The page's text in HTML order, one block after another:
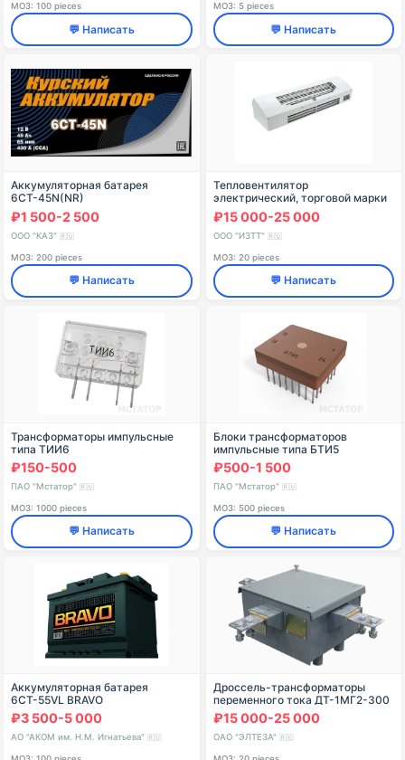
МОЗ: 100 pieces
💬 Написать
МОЗ: 5 pieces
💬 Написать
Аккумуляторная батарея
6СТ-45N(NR)
₽1 500-2 500
ООО "КАЗ" 🇷🇺
МОЗ: 200 pieces
💬 Написать
Тепловентилятор
электрический, торговой марки
«Сибртех», модель ТС-3000
₽15 000-25 000
ООО "ИЗТТ" 🇷🇺
МОЗ: 20 pieces
💬 Написать
Трансформаторы импульсные
типа ТИИ6
₽150-500
ПАО "Мстатор" 🇷🇺
МОЗ: 1000 pieces
💬 Написать
Блоки трансформаторов
импульсные типа БТИ5
₽500-1 500
ПАО "Мстатор" 🇷🇺
МОЗ: 500 pieces
💬 Написать
Аккумуляторная батарея
6СТ-55VL BRAVO
₽3 500-5 000
АО "АКОМ им. Н.М. Игнатьева" 🇷🇺
Дроссель-трансформаторы
переменного тока ДТ-1МГ2-300
₽15 000-25 000
ОАО "ЭЛТЕЗА" 🇷🇺